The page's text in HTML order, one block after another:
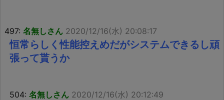
497: 名無しさん 2020/12/16(水) 20:08:17
恒常らしく性能控えめだがシステムできるし頑
張って貰うか
504: 名無しさん 2020/12/16(水) 20:12:49